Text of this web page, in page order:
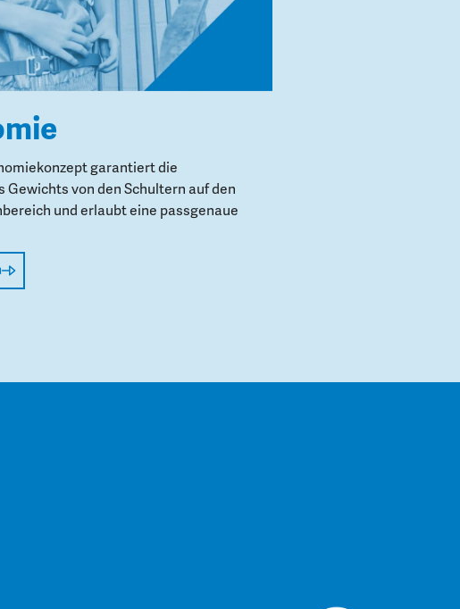
garantiert die
Gewichts von den Schultern auf den
und erlaubt eine passgenaue